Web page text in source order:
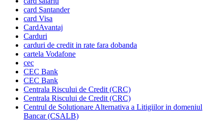
card Santander
card Visa
CardAvantaj
Carduri
carduri de credit in rate fara dobanda
cartela Vodafone
cec
CEC Bank
CEC Bank
Centrala Riscului de Credit (CRC)
Centrala Riscului de Credit (CRC)
Centrul de Solutionare Alternativa a Litigiilor in domeniul
Bancar (CSALB)